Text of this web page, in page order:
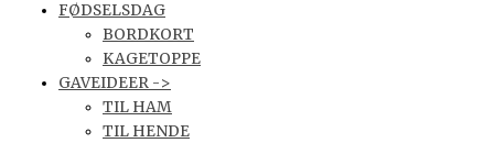
FØDSELSDAG
BORDKORT
KAGETOPPE
GAVEIDEER ->
TIL HAM
TIL HENDE